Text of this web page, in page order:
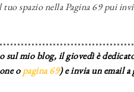
tuo spazio nella Pagina 69 pui
sul mio blog, il giovedì è
opagina 69) e invia un email